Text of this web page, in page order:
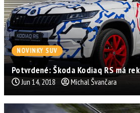
NOVINKY SUV
Potvrdené: Škoda Kodiaq RS má
Jun 14, 2018 Michal Švančara